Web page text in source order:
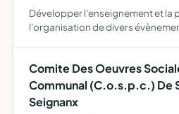
Développer l'enseignement et la
l'organisation de divers
Comite Des Oeuvres
Communal (C.o.s.p.c.) De
Seignanx